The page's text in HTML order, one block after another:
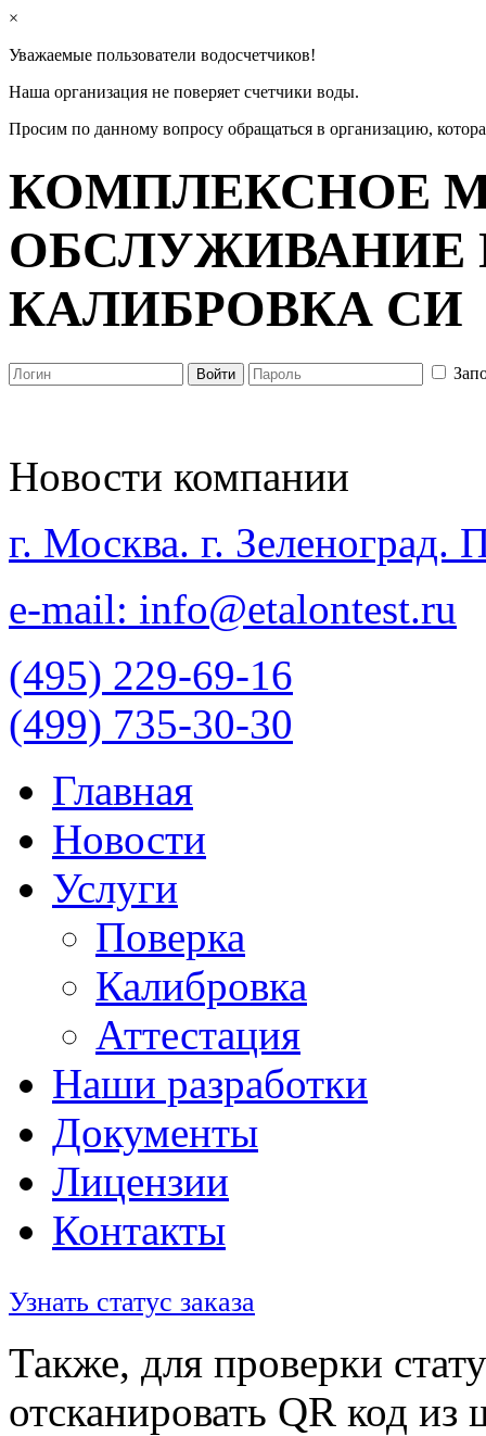
×
Уважаемые пользователи водосчетчиков!
Наша организация не поверяет счетчики воды.
Просим по данному вопросу обращаться в организацию,
КОМПЛЕКСНОЕ
ОБСЛУЖИВАНИЕ
КАЛИБРОВКА СИ
Новости компании
г. Москва. г. Зеленоград.
e-mail: info@etalontest.ru
(495) 229-69-16
(499) 735-30-30
Главная
Новости
Услуги
Поверка
Калибровка
Аттестация
Наши разработки
Документы
Лицензии
Контакты
Узнать статус заказа
Также, для проверки
отсканировать QR код из